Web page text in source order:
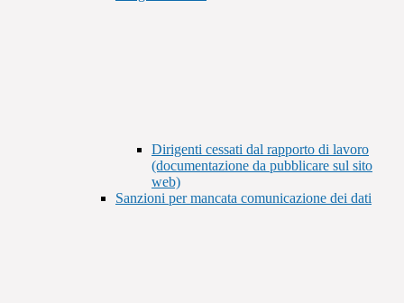
Dirigenti cessati dal rapporto di lavoro
(documentazione da pubblicare sul sito
web)
Sanzioni per mancata comunicazione dei dati